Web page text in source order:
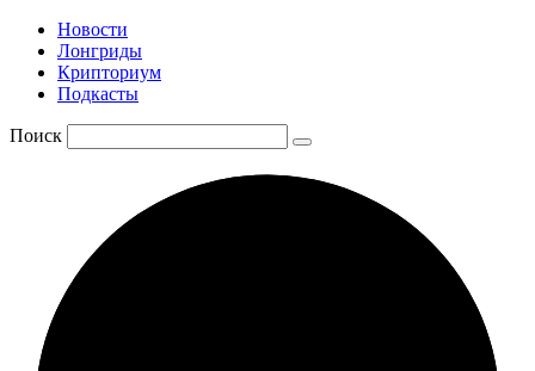
Новости
Лонгриды
Крипториум
Подкасты
Поиск